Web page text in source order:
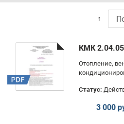
↑
КМК
Отопление,
Статус:
3 000